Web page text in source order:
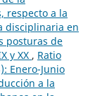
respecto a la
disciplinaria en
posturas de
y XX , Ratio
Enero-Junio
a la